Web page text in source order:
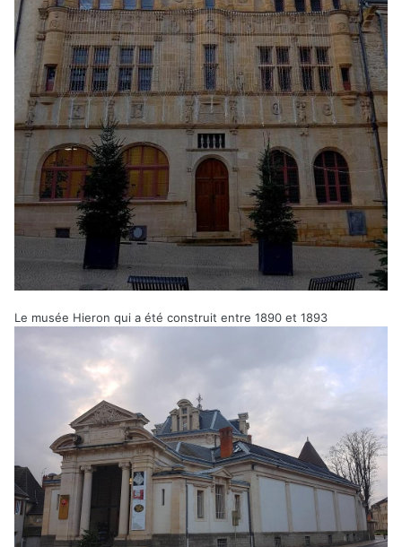
Le musée Hieron qui a été construit entre 1890 et 1893